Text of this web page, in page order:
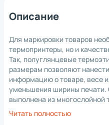
Описание
Для маркировки товаров
термопринтеры, но и
Так, полуглянцевые
размерам позволяют
информацию о товаре, весе
уменьшения ширины
выполнена из
Стандартные размеры
устанавливать заготовку
Читать полностью